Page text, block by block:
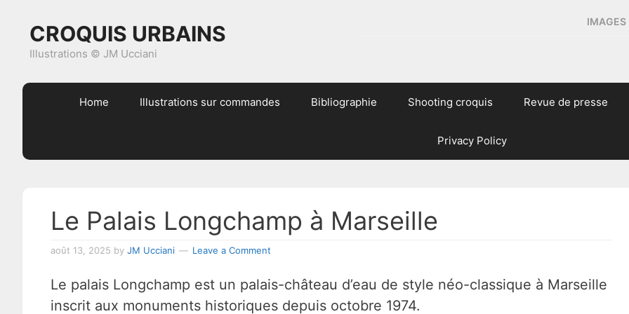
primary
content
primary
footer
CROQUIS URBAINS
Illustrations © JM Ucciani
IMAGES
Home Illustrations sur commandes Bibliographie Shooting croquis Revue de presse
Privacy Policy
Le Palais Longchamp à Marseille
août 13, 2025 by JM Ucciani Leave a Comment
Le palais Longchamp est un palais-château d’eau de style néo-classique à Marseille
inscrit aux monuments historiques depuis octobre 1974.